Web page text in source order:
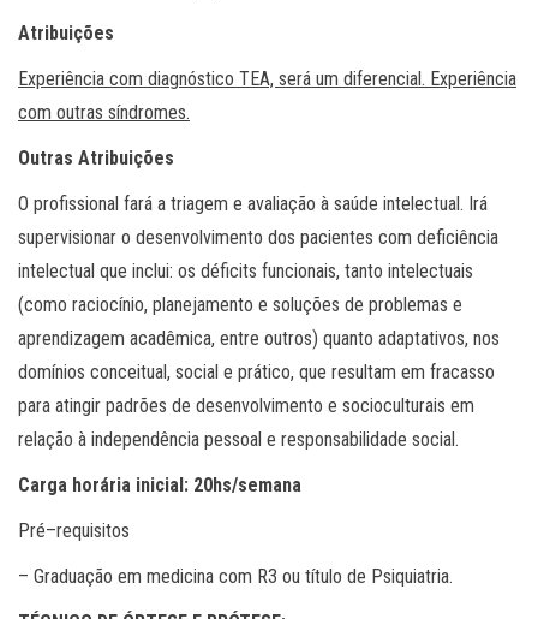
Atribuições
Experiência com diagnóstico TEA, será um diferencial. Experiência
com outras síndromes.
Outras Atribuições
O profissional fará a triagem e avaliação à saúde intelectual. Irá
supervisionar o desenvolvimento dos pacientes com deficiência
intelectual que inclui: os déficits funcionais, tanto intelectuais
(como raciocínio, planejamento e soluções de problemas e
aprendizagem acadêmica, entre outros) quanto adaptativos, nos
domínios conceitual, social e prático, que resultam em fracasso
para atingir padrões de desenvolvimento e socioculturais em
relação à independência pessoal e responsabilidade social.
Carga horária inicial: 20hs/semana
Pré–requisitos
– Graduação em medicina com R3 ou título de Psiquiatria.